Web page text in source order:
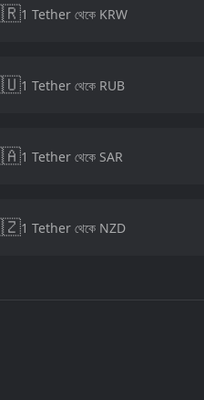
1 Tether থেকে KRW
1 Tether থেকে RUB
1 Tether থেকে SAR
1 Tether থেকে NZD